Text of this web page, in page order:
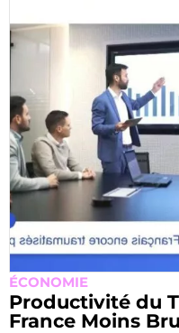
ÉCONOMIE
Productivité du
France Moins